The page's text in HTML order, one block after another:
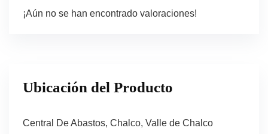
¡Aún no se han encontrado valoraciones!
Ubicación del Producto
Central De Abastos, Chalco, Valle de Chalco